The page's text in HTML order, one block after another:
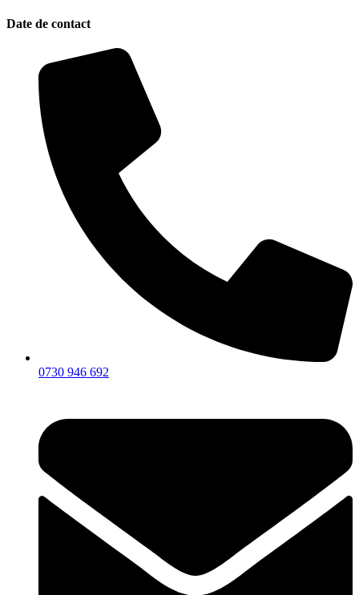
Date de contact
0730 946 692